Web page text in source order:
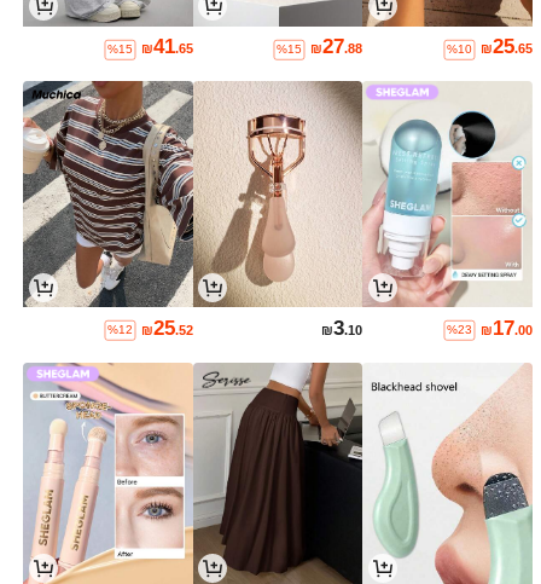
₪25.65
%10
₪27.88
%15
₪41.65
%15
₪17.00
%23
₪3.10
₪25.52
%12